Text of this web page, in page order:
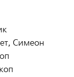
Симеон